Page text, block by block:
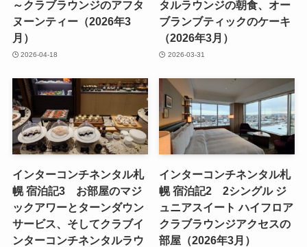
～クラブラウンジのアフタ
ヌーンティー（2026年3
月）
2026-04-18
タルラウンジの朝食、オー
ブランブティックのケーキ
（2026年3月）
2026-03-31
インターコンチネンタル札
幌 宿泊記3 お部屋のマジ
ックアワーとターンダウン
サービス、そしてクラブイ
ンターコンチネンタルラウ
インターコンチネンタル札
幌 宿泊記2 2シングル ジ
ュニアスイート ハイフロア
クラブラウンジアクセスの
部屋（2026年3月）